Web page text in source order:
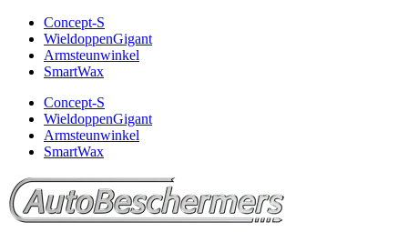
Concept-S
WieldoppenGigant
Armsteunwinkel
SmartWax
Concept-S
WieldoppenGigant
Armsteunwinkel
SmartWax